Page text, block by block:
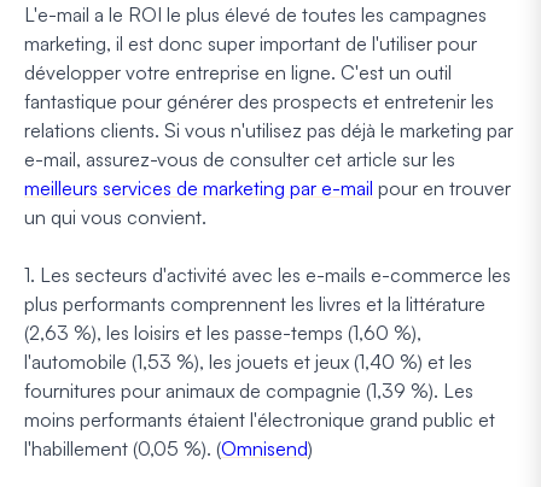
L'e-mail a le ROI le plus élevé de toutes les campagnes
marketing, il est donc super important de l'utiliser pour
développer votre entreprise en ligne. C'est un outil
fantastique pour générer des prospects et entretenir les
relations clients. Si vous n'utilisez pas déjà le marketing par
e-mail, assurez-vous de consulter cet article sur les
meilleurs services de marketing par e-mail pour en trouver
un qui vous convient.
1. Les secteurs d'activité avec les e-mails e-commerce les
plus performants comprennent les livres et la littérature
(2,63 %), les loisirs et les passe-temps (1,60 %),
l'automobile (1,53 %), les jouets et jeux (1,40 %) et les
fournitures pour animaux de compagnie (1,39 %). Les
moins performants étaient l'électronique grand public et
l'habillement (0,05 %). (Omnisend)